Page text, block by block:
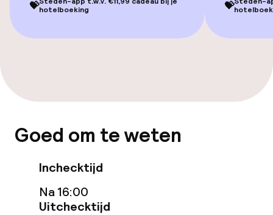
Beleid
Overal rookvrij
💝hotelboeking
💝
Goed om te weten
Inchecktijd
Na 16:00
Uitchecktijd